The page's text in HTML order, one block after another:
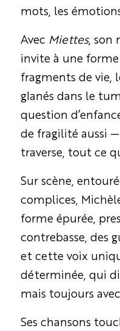
mots, les
Avec Miettes, son
invite à une
fragments de vie,
glanés dans le
question
de fragilité aussi
traverse, tout ce
Sur scène,
complices,
forme épurée,
contrebasse, des
et cette voix
déterminée, qui
mais toujours
Ses chansons